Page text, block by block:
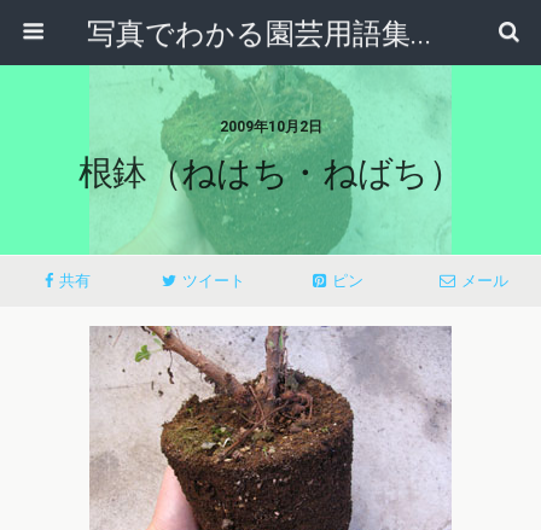
写真でわかる園芸用語集｜見て納得！かんたんガーデニング用語辞典
2009年10月2日
根鉢（ねはち・ねばち）
共有 ツイート ピン メール